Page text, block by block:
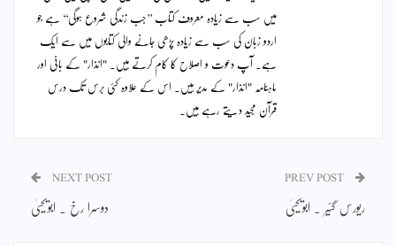
میں سب سے زیادہ معروف کتاب ’’جب زندگی شروع ہوگی‘‘ ہے جو
اردو زبان کی سب سے زیادہ پڑھی جانے والی کتابوں میں سے ایک
ہے۔ آپ دعوت و اصلاح کا کام کرتے ہیں۔ "انذار" کے بانی اور
ماہنامہ "انذار" کے مدیر ہیں۔ اس کے علاوہ کئی برس تک درس
قرآن مجید دیتے رہے ہیں۔
ریورس گئیر ۔ ابویحییٰ
NEXT POST
دوسرا رخ ۔ ابویحییٰ